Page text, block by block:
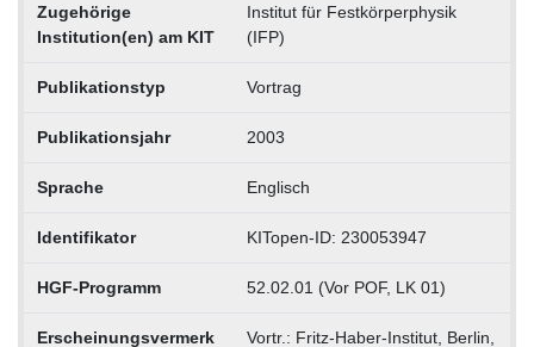
Zugehörige
Institution(en) am KIT
Institut für Festkörperphysik
(IFP)
Publikationstyp Vortrag
Publikationsjahr 2003
Sprache Englisch
Identifikator KITopen-ID: 230053947
HGF-Programm 52.02.01 (Vor POF, LK 01)
Erscheinungsvermerk Vortr.: Fritz-Haber-Institut, Berlin,